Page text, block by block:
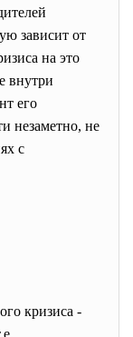
зависит от
на это
внутри
его
незаметно, не
с
кризиса -